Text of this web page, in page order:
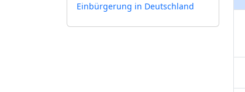
Einbürgerung in Deutschland